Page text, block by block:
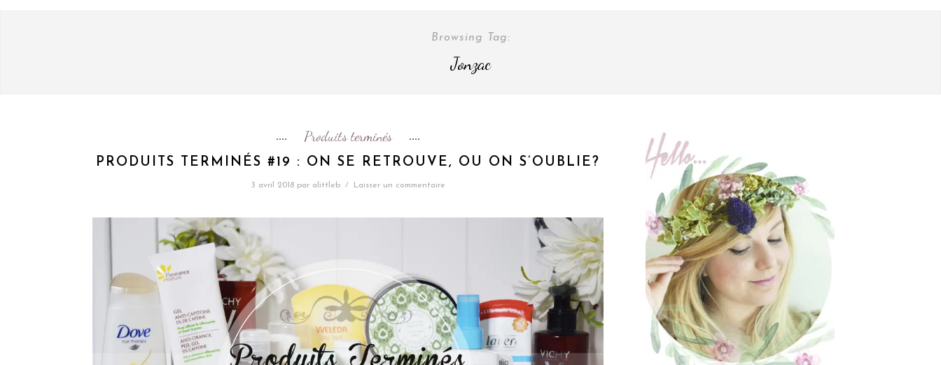
Browsing Tag:
Jonzac
Produits terminés
PRODUITS TERMINÉS #19 : ON SE RETROUVE, OU ON S’OUBLIE?
3 avril 2018 par alittleb / Laisser un commentaire